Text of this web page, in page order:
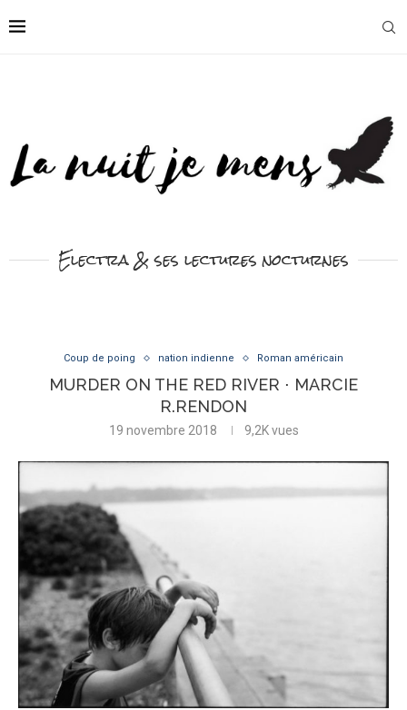
Electra & ses lectures nocturnes
Coup de poing nation indienne Roman américain
MURDER ON THE RED RIVER ⋅ MARCIE
R.RENDON
19 novembre 2018 9,2Kvues